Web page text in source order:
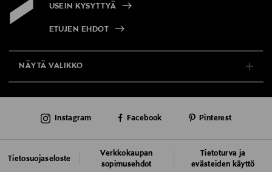
Valmistajan osoite
Avainsanat
USEIN KYSYTTYÄ
ETUJEN EHDOT
NÄYTÄ VALIKKO
AJANKOHTAISTA
Tietosuojaseloste
Verkkokaupan
sopimusehdot
Tietoturva ja
evästeiden käyttö
Instagram Facebook Pinterest